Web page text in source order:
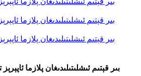
بىر قېتىم ئىشلىتىلىدىغان پلازما